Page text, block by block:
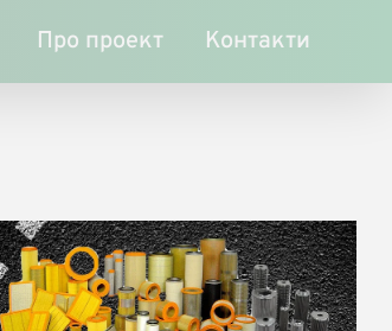
Про проект Контакти